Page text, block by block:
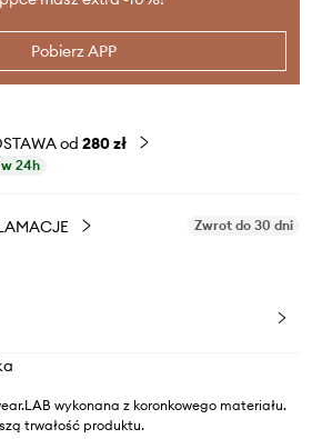
Pobierz APP
od 280 zł
24h
Zwrot do 30 dni
wykonana z koronkowego materiału.
trwałość produktu.